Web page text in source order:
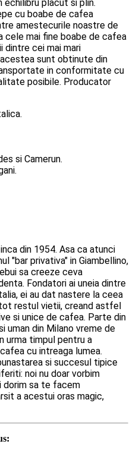
placut si plin.
cu boabe de cafea
amestecurile noastre de
cele mai fine boabe de cafea
dintre cei mai mari
sunt obtinute din
in conformitate cu
posibile. Producator
si Camerun.
inca din 1954. Asa ca atunci
"bar privativa" in Giambellino,
sa creeze ceva
Fondatori ai uneia dintre
ei au dat nastere la ceea
restul vietii, creand astfel
si unice de cafea. Parte din
uman din Milano vreme de
urma timpul pentru a
cu intreaga lumea.
si succesul tipice
noi nu doar vorbim
dorim sa te facem
a acestui oras magic,